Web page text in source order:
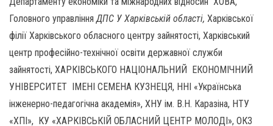
Головного управління ДПС У Харківській області, Харківської
філії Харківського обласного центру зайнятості, Харківський
центр професійно-технічної освіти державної служби
зайнятості, ХАРКІВСЬКОГО НАЦІОНАЛЬНИЙ ЕКОНОМІЧНИЙ
УНІВЕРСИТЕТ ІМЕНІ СЕМЕНА КУЗНЕЦЯ, ННІ «Українська
інженерно-педагогічна академія», ХНУ ім. В.Н. Каразіна, НТУ
«ХПІ», КУ «ХАРКІВСЬКІЙ ОБЛАСНИЙ ЦЕНТР МОЛОДІ», ОКЗ